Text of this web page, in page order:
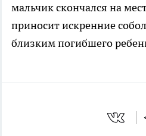
мальчик скончался на
приносит искренние
близким погибшего